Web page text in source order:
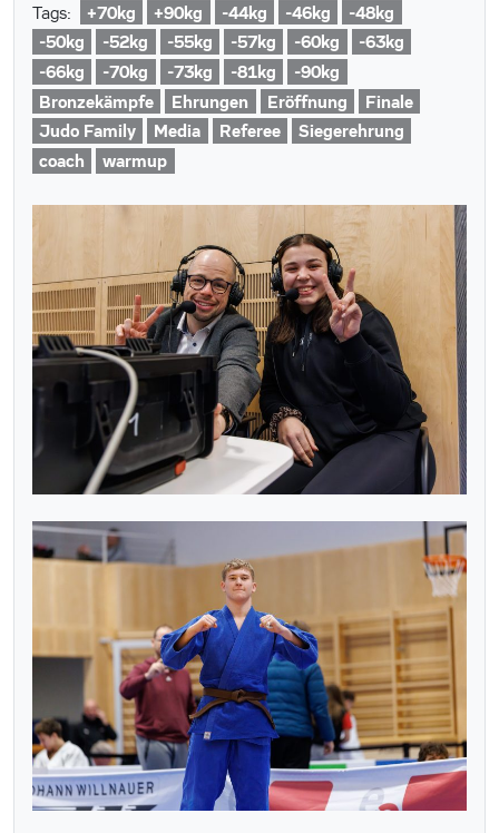
Tags: +70kg +90kg -44kg -46kg
-48kg
-50kg
-52kg -55kg -57kg -60kg
-63kg
-66kg
-70kg -73kg -81kg
-90kg
Bronzekämpfe
Ehrungen Eröffnung
Finale
Judo Family
Media Referee
Siegerehrung
coach
warmup